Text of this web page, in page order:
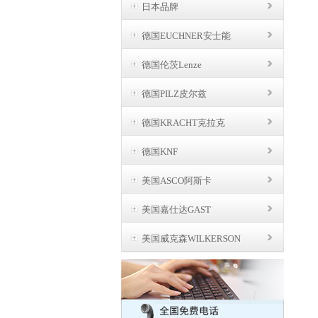
日本品牌
德国EUCHNER安士能
德国伦茨Lenze
德国PILZ皮尔兹
德国KRACHT克拉克
德国KNF
美国ASCO阿斯卡
美国嘉仕达GAST
美国威克森WILKERSON